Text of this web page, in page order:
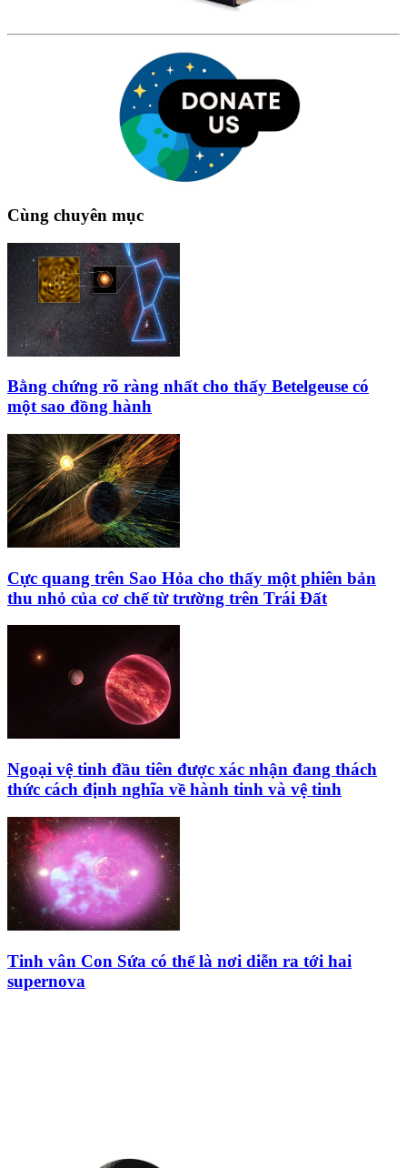
Cùng chuyên mục
Bằng chứng rõ ràng nhất cho thấy Betelgeuse có
một sao đồng hành
Cực quang trên Sao Hỏa cho thấy một phiên bản
thu nhỏ của cơ chế từ trường trên Trái Đất
Ngoại vệ tinh đầu tiên được xác nhận đang thách
thức cách định nghĩa về hành tinh và vệ tinh
Tinh vân Con Sứa có thể là nơi diễn ra tới hai
supernova